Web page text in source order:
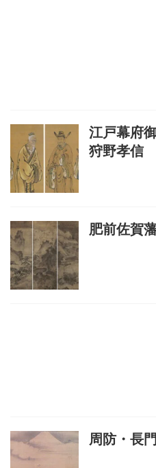
江戸幕府
狩野孝信
肥前佐賀
周防・長